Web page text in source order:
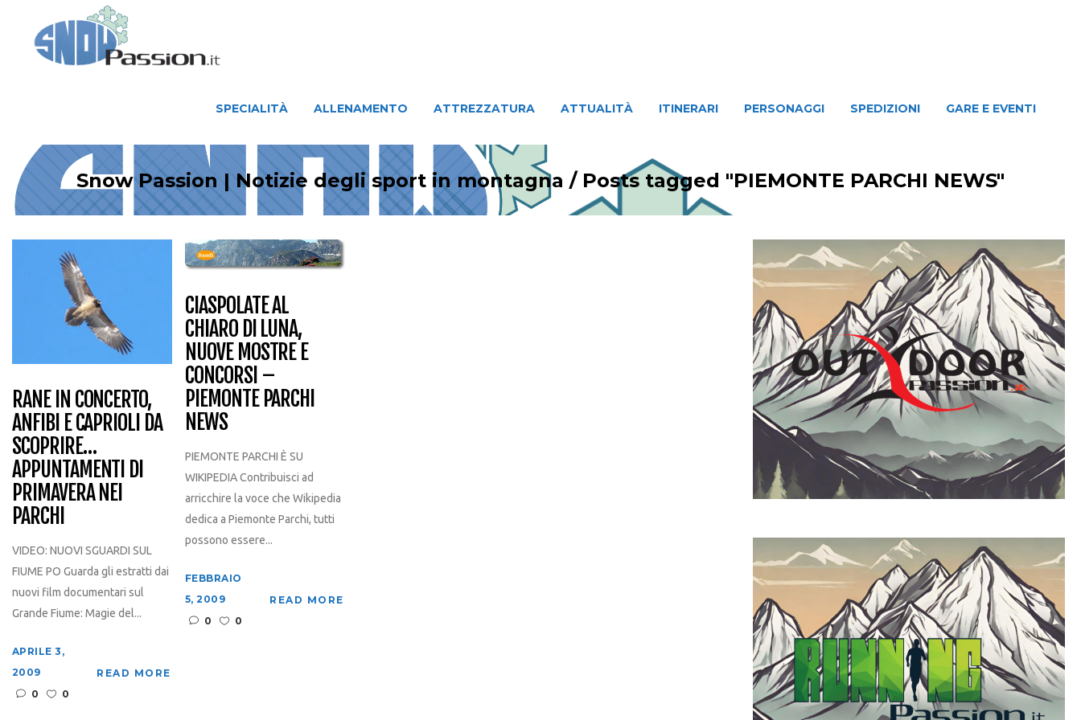
SPECIALITÀ ALLENAMENTO ATTREZZATURA ATTUALITÀ ITINERARI PERSONAGGI SPEDIZIONI GARE E EVENTI
Snow Passion | Notizie degli sport in montagna / Posts tagged "PIEMONTE PARCHI NEWS"
RANE IN CONCERTO,
ANFIBI E CAPRIOLI DA
SCOPRIRE…
APPUNTAMENTI DI
PRIMAVERA NEI
PARCHI
VIDEO: NUOVI SGUARDI SUL
FIUME PO Guarda gli estratti dai
nuovi film documentari sul
Grande Fiume: Magie del...
APRILE 3,
2009
0
0
READ MORE
CIASPOLATE AL
CHIARO DI LUNA,
NUOVE MOSTRE E
CONCORSI –
PIEMONTE PARCHI
NEWS
PIEMONTE PARCHI È SU
WIKIPEDIA Contribuisci ad
arricchire la voce che Wikipedia
dedica a Piemonte Parchi, tutti
possono essere...
FEBBRAIO
5, 2009
0
0
READ MORE